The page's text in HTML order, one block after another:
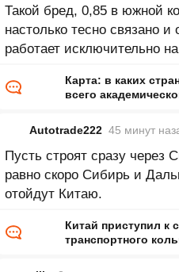
Такой бред, 0,85 в южной
настолько тесно связано и
работает исключительно
Карта: в каких
всего
Autotrade222 45 минут
Пусть строят сразу через
равно скоро Сибирь и
отойдут Китаю.
Китай приступил к
транспортного